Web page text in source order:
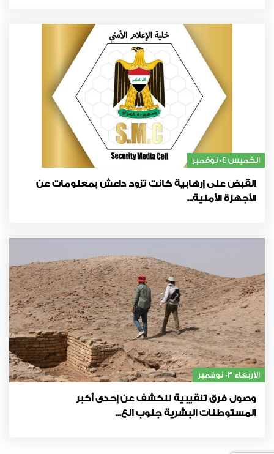
الخميس 04 نوفمبر
القبض على إرهابية كانت تزود داعش بمعلومات عن
الأجهزة الأمنية...
الأربعاء 03 نوفمبر
وصول فرق تنقيبية للكشف عن إحدى أكبر
المستوطنات البشرية جنوب الع...